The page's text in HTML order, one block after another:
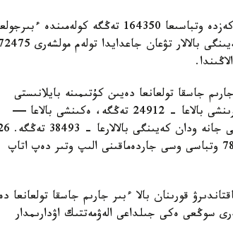
- ءبىرىنشى، ەكىنشى جانە ءۇشىنشى بالا دۇنيەگە كەلگەن كەزدە وتباسىعا 164350 تەڭگە كولەمىندە
مەملەكەتتىك جاردەماقى تولەنەدى. ءتورتىنشى جانە ودان كەيىنگى بالالار تۋعان
جاسقا تولعانعا دەيىن كۇتىمىنە بايلانىستى
مەملەكەتتىك جاردەماقى بەرىلەدى. بيىل ونىڭ مولشەرى ءبىرىنشى بالاعا - 24912 تەڭگە، ەكىنشى بالاعا —
29454 تەڭگە، ءۇشىنشى
-جىلعى 1- تامىزداعى جاعداي بويىنشا استانا قالاسىندا 7821 وتباسى وسى جاردەماقىنى الىپ وتىر دەپ اتاپ
قورىنان بالا ءبىر جارىم جاسقا تولعانعا
سوڭعى ەكى جىلداعى الەۋمەتتىك اۋدارىمدار